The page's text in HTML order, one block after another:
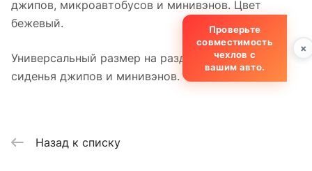
джипов, микроавтобусов и минивэнов. Цвет
бежевый.
Универсальный размер на раздельные задние
сиденья джипов и минивэнов.
Назад к списку
Проверьте
совместимость
чехлов с
вашим авто.
×